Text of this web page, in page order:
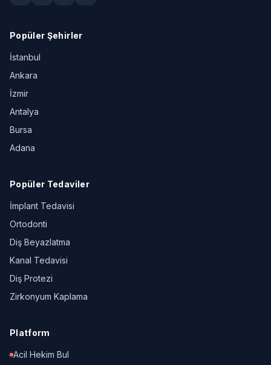
Popüler Şehirler
İstanbul
Ankara
İzmir
Antalya
Bursa
Adana
Popüler Tedaviler
İmplant Tedavisi
Ortodonti
Diş Beyazlatma
Kanal Tedavisi
Diş Protezi
Zirkonyum Kaplama
Platform
Acil Hekim Bul